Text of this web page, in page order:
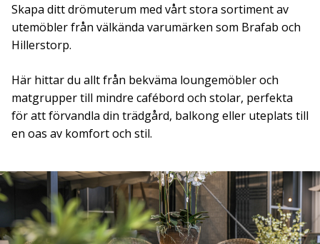
Skapa ditt drömuterum med vårt stora sortiment av
utemöbler från välkända varumärken som Brafab och
Hillerstorp.
Här hittar du allt från bekväma loungemöbler och
matgrupper till mindre cafébord och stolar, perfekta
för att förvandla din trädgård, balkong eller uteplats till
en oas av komfort och stil.